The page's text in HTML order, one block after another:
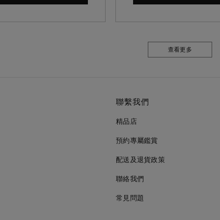
查看更多
聯繫我們
精品店
預約專屬鑑賞
配送及退貨政策
聯絡我們
常見問題